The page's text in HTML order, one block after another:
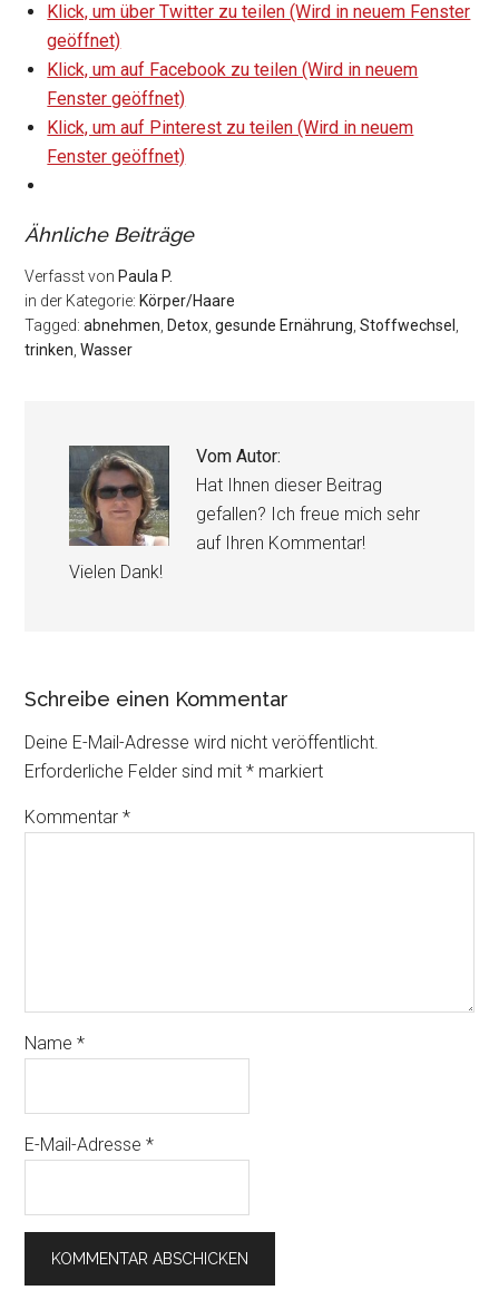
Klick, um über Twitter zu teilen (Wird in neuem Fenster
geöffnet)
Klick, um auf Facebook zu teilen (Wird in neuem
Fenster geöffnet)
Klick, um auf Pinterest zu teilen (Wird in neuem
Fenster geöffnet)
Ähnliche Beiträge
Verfasst von Paula P.
in der Kategorie: Körper/Haare
Tagged:abnehmen Detox ,gesunde Ernährung ,Stoffwechsel
trinken ,Wasser
Vom Autor:
Hat Ihnen dieser Beitrag
gefallen? Ich freue mich sehr
auf Ihren Kommentar!
Vielen Dank!
Schreibe einen Kommentar
Deine E-Mail-Adresse wird nicht veröffentlicht.
Erforderliche Felder sind mit* markiert
Kommentar*
Name*
E-Mail-Adresse*